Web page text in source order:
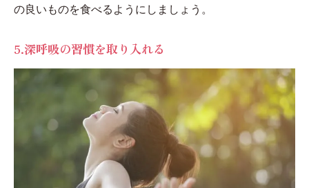
の良いものを食べるようにしましょう。
5.深呼吸の習慣を取り入れる